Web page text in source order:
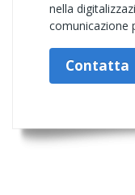
nella
comunicazione
Contatta